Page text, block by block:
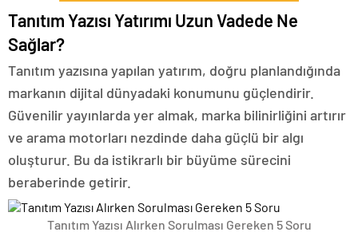
Tanıtım Yazısı Yatırımı Uzun Vadede Ne
Sağlar?
Tanıtım yazısına yapılan yatırım, doğru planlandığında
markanın dijital dünyadaki konumunu güçlendirir.
Güvenilir yayınlarda yer almak, marka bilinirliğini artırır
ve arama motorları nezdinde daha güçlü bir algı
oluşturur. Bu da istikrarlı bir büyüme sürecini
beraberinde getirir.
Tanıtım Yazısı Alırken Sorulması Gereken 5 Soru